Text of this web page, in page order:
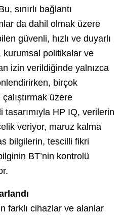
sınırlı bağlantı
da dahil olmak üzere
güvenli, hızlı ve duyarlı
kurumsal politikalar ve
izin verildiğinde yalnızca
birçok
üzere
tasarımıyla HP IQ, verilerin
veriyor, maruz kalma
bilgilerin, tescilli fikri
BT’nin kontrolü
farklı cihazlar ve alanlar